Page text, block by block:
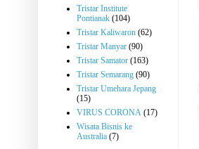
Tristar Institute
Pontianak (104)
Tristar Kaliwaron (62)
Tristar Manyar (90)
Tristar Samator (163)
Tristar Semarang (90)
Tristar Umehara Jepang
(15)
VIRUS CORONA (17)
Wisata Bisnis ke
Australia (7)